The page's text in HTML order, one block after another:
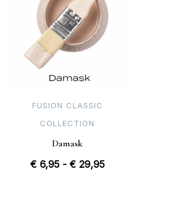
FUSION CLASSIC
COLLECTION
Damask
€6,95 - €29,95Prijsklasse: